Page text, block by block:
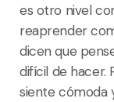
es otro nivel
reaprender
dicen que
difícil de hacer.
siente cómoda